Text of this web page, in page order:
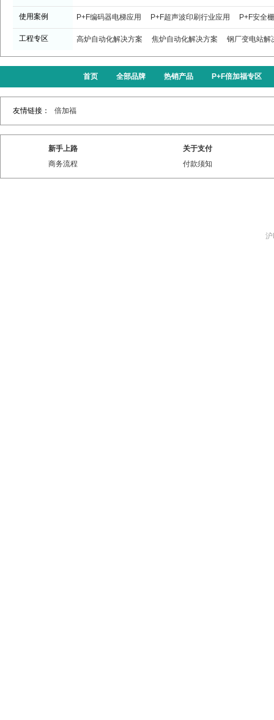
使用案例 P+F编码器电梯应用 P+F超声波印刷行业应用 P+F安全
工程专区 高炉自动化解决方案 焦炉自动化解决方案 钢厂变电站解
首页 全部品牌 热销产品 P+F倍加福专区
友情链接： 倍加福
新手上路
商务流程
关于支付
付款须知